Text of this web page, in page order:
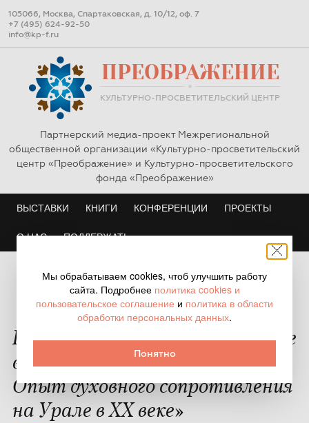
105066, Москва, Спартаковская, д. 10/12, оф. 7
+7 (495) 624-92-50
info@kp-f.ru
ПРЕОБРАЖЕНИЕ
КУЛЬТУРНО-ПРОСВЕТИТЕЛЬСКИЙ ЦЕНТР
Партнерский медиа-проект Межрегиональной
общественной организации «Культурно-просветительский
центр «Преображение» и Культурно-просветительского
фонда «Преображение»
ВЫСТАВКИ КНИГИ КОНФЕРЕНЦИИ ПРОЕКТЫ
О НАС ПОДДЕРЖАТЬ
ВЫСТАВКИ КНИГИ КОНФЕРЕНЦИИ ПРОЕКТЫ
О НАС ПОДДЕРЖАТЬ
«Неперемолотые. Опыт духовного сопротивления на Урале
В Глазове состоялось открытие
выставки «Неперемолотые.
Опыт духовного сопротивления
на Урале в ХХ веке»
Мы обрабатываем cookies, чтоб улучшить работу
сайта. Подробнее политика cookies и
пользовательское соглашение и политика в области
обработки персональных данных.
Понятно